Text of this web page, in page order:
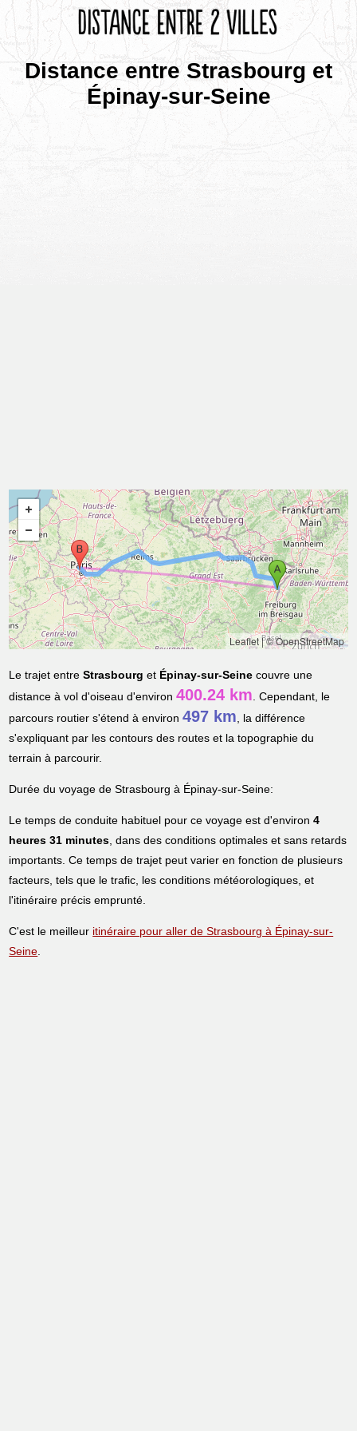
Distance entre Strasbourg et
Épinay-sur-Seine
Leaflet|© OpenStreetMap
Le trajet entreStrasbourg et Épinay-sur-Seine couvre une
distance à vol d'oiseau d'environ400.24 km. Cependant, le
parcours routier s'étend à environ497 km, la différence
s'expliquant par les contours des routes et la topographie du
terrain à parcourir.
Durée du voyage de Strasbourg à Épinay-sur-Seine:
Le temps de conduite habituel pour ce voyage est d'environ4
heures 31 minutes, dans des conditions optimales et sans retards
importants. Ce temps de trajet peut varier en fonction de plusieurs
facteurs, tels que le trafic, les conditions météorologiques, et
l'itinéraire précis emprunté.
C'est le meilleur itinéraire pour aller de Strasbourg à Épinay-sur-
Seine.